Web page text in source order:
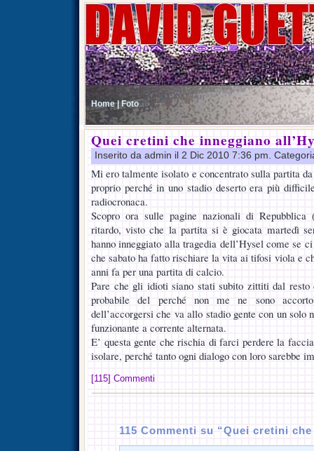
Home | Foto
Quei cretini che inneggiano
Inserito da admin il 2 Dic 2010 7:36 pm.
Mi ero talmente isolato e concentrato sulla partita
proprio perché in uno stadio deserto era più
radiocronaca.
Scopro ora sulle pagine nazionali di Repubblica
ritardo, visto che la partita si è giocata martedì
hanno inneggiato alla tragedia dell’Hysel come se
che sabato ha fatto rischiare la vita ai tifosi viola e
anni fa per una partita di calcio.
Pare che gli idioti siano stati subito zittiti dal resto
probabile del perché non me ne sono
dell’accorgersi che va allo stadio gente con un solo
funzionante a corrente alternata.
E’ questa gente che rischia di farci perdere la
isolare, perché tanto ogni dialogo con loro sarebbe
[115] Commenti
115 Commenti su “Quei cretini